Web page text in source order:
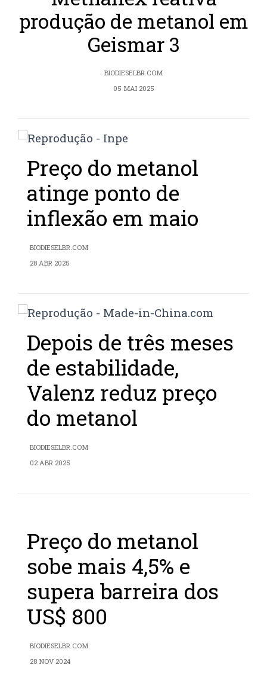
produção de metanol em
Geismar 3
BIODIESELBR.COM
05 MAI 2025
Preço do metanol
atinge ponto de
inflexão em maio
BIODIESELBR.COM
28 ABR 2025
Depois de três meses
de estabilidade,
Valenz reduz preço
do metanol
BIODIESELBR.COM
02 ABR 2025
Preço do metanol
sobe mais 4,5% e
supera barreira dos
US$ 800
BIODIESELBR.COM
28 NOV 2024